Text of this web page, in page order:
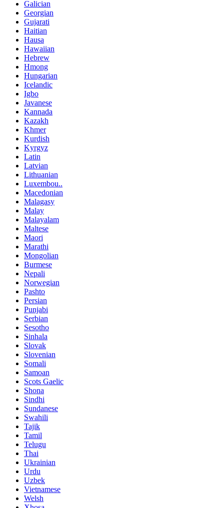
Galician
Georgian
Gujarati
Haitian
Hausa
Hawaiian
Hebrew
Hmong
Hungarian
Icelandic
Igbo
Javanese
Kannada
Kazakh
Khmer
Kurdish
Kyrgyz
Latin
Latvian
Lithuanian
Luxembou..
Macedonian
Malagasy
Malay
Malayalam
Maltese
Maori
Marathi
Mongolian
Burmese
Nepali
Norwegian
Pashto
Persian
Punjabi
Serbian
Sesotho
Sinhala
Slovak
Slovenian
Somali
Samoan
Scots Gaelic
Shona
Sindhi
Sundanese
Swahili
Tajik
Tamil
Telugu
Thai
Ukrainian
Urdu
Uzbek
Vietnamese
Welsh